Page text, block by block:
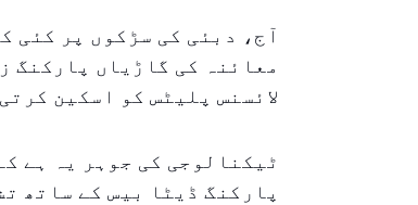
آج، دبئی کی سڑکوں پر کئی
معائنہ کی گاڑیاں پارکنگ
لائسنس پلیٹس کو اسکین کرتی
ٹیکنالوجی کی جوہر یہ ہے
پارکنگ ڈیٹا بیس کے ساتھ